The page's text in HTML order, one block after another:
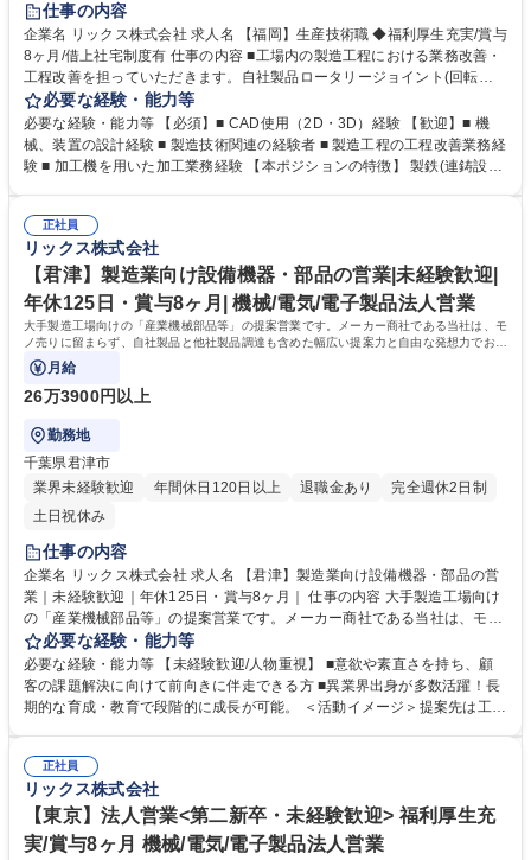
仕事の内容
企業名 リックス株式会社 求人名 【福岡】生産技術職 ◆福利厚生充実/賞与
8ヶ月/借上社宅制度有 仕事の内容 ■工場内の製造工程における業務改善・
工程改善を担っていただきます。自社製品ロータリージョイント(回転継
手)を中心とした製品の生産技術に関する業務をお任せします。 (1) 生産性
向上に関わる自動機械の構想、検討、検証、設計、導入、機器立上げ、導
入後フォロー (2) 現状の製造ラインの機械化・自動化 (3) 作業内容の改善
など 【業務内容の変更範囲】当社業務全般 募集職種 【福岡】生産技術職
必要な経験・能力等
必要な経験・能力等 【必須】■ CAD使用（2D・3D）経験 【歓迎】■ 機
械、装置の設計経験 ■ 製造技術関連の経験者 ■ 製造工程の工程改善業務経
験 ■ 加工機を用いた加工業務経験 【本ポジションの特徴】 製鉄(連鋳設備
る機械ではありますが、ものづくりを下支えするような機器を製造してお
ります。 学歴・資格 学歴：大学院 大学 語学力： 資格：
正社員
リックス株式会社
【君津】製造業向け設備機器・部品の営業|未経験歓迎|
年休125日・賞与8ヶ月| 機械/電気/電子製品法人営業
大手製造工場向けの「産業機械部品等」の提案営業です。メーカー商社である当社は、モ
ノ売りに留まらず、自社製品と他社製品調達も含めた幅広い提案力と自由な発想力でお客
様の課題解決に向き合っています。
月給
26万3900円以上
勤務地
千葉県君津市
業界未経験歓迎
年間休日120日以上 退職金あり
完全週休2日制
土日祝休み
仕事の内容
企業名 リックス株式会社 求人名 【君津】製造業向け設備機器・部品の営
業｜未経験歓迎｜年休125日・賞与8ヶ月｜ 仕事の内容 大手製造工場向け
の「産業機械部品等」の提案営業です。メーカー商社である当社は、モノ
売りに留まらず、自社製品と他社製品調達も含めた幅広い提案力と自由な
発想力でお客様の課題解決に向き合っています。 ◆顧客ニーズや課題を主
体的に捉え、課題解決にむけた最適な商品やサービスを幅広い選択肢から
提案ができる自由度の高い顧客密着型営業です。 ◆自社製品でもある「流
発想で提案が可能です。メーカー商社の強みを活かし、技術部門と共同で
製品開発から取り組むケースもございます。 募集職種 【君津】製造業向
け設備機器・部品の営業｜未経験歓迎｜年休125日・賞与8ヶ月｜
必要な経験・能力等
必要な経験・能力等 【未経験歓迎/人物重視】 ■意欲や素直さを持ち、顧
客の課題解決に向けて前向きに伴走できる方 ■異業界出身が多数活躍！長
期的な育成・教育で段階的に成長が可能。 ＜活動イメージ＞提案先は工場
erviews/oneday/oneday02/） ＜組織風土＞組織横断でノウハウ共有を進
める文化があり、社内情報共有システムを通じて、他拠点での成功事例や
次の1手に対するアドバイスが得られる仕組みがあります。日々改善を図
れる環境が整っています。 学歴・資格 学歴：大学院 大学 高専 語学力：
資格：第一種運転免許普通自動車
正社員
リックス株式会社
【東京】法人営業<第二新卒・未経験歓迎> 福利厚生充
実/賞与8ヶ月 機械/電気/電子製品法人営業